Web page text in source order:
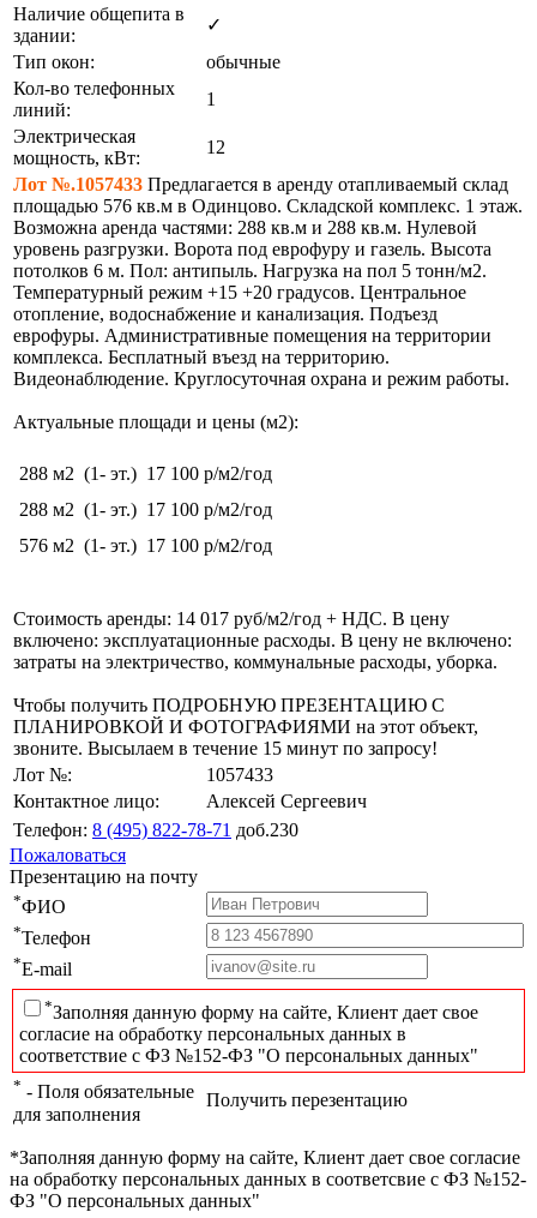
Наличие общепита в
здании:
✓
Тип окон:
обычные
Кол-во телефонных
линий:
1
Электрическая
мощность, кВт:
12
Лот №.1057433 Предлагается в аренду отапливаемый склад
площадью 576 кв.м в Одинцово. Складской комплекс. 1 этаж.
Возможна аренда частями: 288 кв.м и 288 кв.м. Нулевой
уровень разгрузки. Ворота под еврофуру и газель. Высота
потолков 6 м. Пол: антипыль. Нагрузка на пол 5 тонн/м2.
Температурный режим +15 +20 градусов. Центральное
отопление, водоснабжение и канализация. Подъезд
еврофуры. Административные помещения на территории
комплекса. Бесплатный въезд на территорию.
Видеонаблюдение. Круглосуточная охрана и режим работы.
Актуальные площади и цены (м2):
288 м2 (1- эт.) 17 100 р/м2/год
288 м2 (1- эт.) 17 100 р/м2/год
576 м2 (1- эт.) 17 100 р/м2/год
Стоимость аренды: 14 017 руб/м2/год + НДС. В цену
включено: эксплуатационные расходы. В цену не включено:
затраты на электричество, коммунальные расходы, уборка.
Чтобы получить ПОДРОБНУЮ ПРЕЗЕНТАЦИЮ С
ПЛАНИРОВКОЙ И ФОТОГРАФИЯМИ на этот объект,
звоните. Высылаем в течение 15 минут по запросу!
Лот №:
1057433
Контактное лицо:
Алексей Сергеевич
Телефон: 8 (495) 822-78-71 доб.230
Пожаловаться
Презентацию на почту
*ФИО
*Телефон
*E-mail
*Заполняя данную форму на сайте, Клиент дает свое
согласие на обработку персональных данных в
соответствие с ФЗ №152-ФЗ "О персональных данных"
* - Поля обязательные
для заполнения
Получить перезентацию
*Заполняя данную форму на сайте, Клиент дает свое согласие
на обработку персональных данных в соответсвие с ФЗ №152-
ФЗ "О персональных данных"